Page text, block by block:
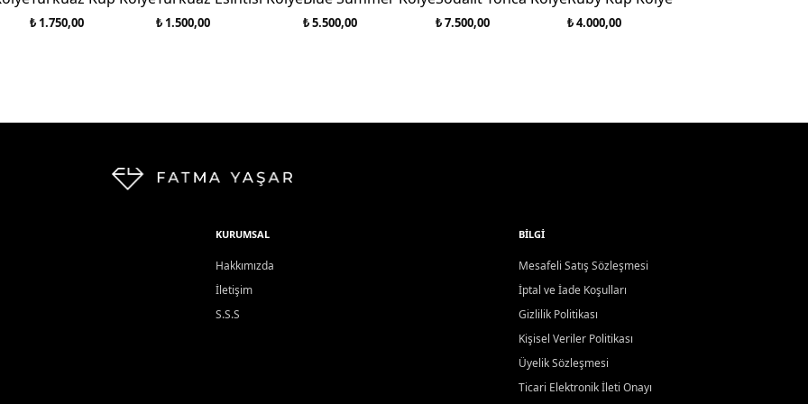
₺ 1.750,00 ₺ 1.500,00 ₺ 5.500,00 ₺ 7.500,00 ₺ 4.000,00
KURUMSAL
Hakkımızda
İletişim
S.S.S
BILGI
Mesafeli Satış Sözleşmesi
İptal ve İade Koşulları
Gizlilik Politikası
Kişisel Veriler Politikası
Üyelik Sözleşmesi
Ticari Elektronik İleti Onayı